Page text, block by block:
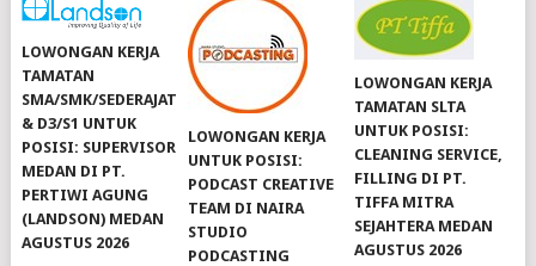
LOWONGAN KERJA
TAMATAN
SMA/SMK/SEDERAJAT
& D3/S1 UNTUK
POSISI: SUPERVISOR
MEDAN DI PT.
PERTIWI AGUNG
(LANDSON) MEDAN
AGUSTUS 2026
LOWONGAN KERJA
UNTUK POSISI:
PODCAST CREATIVE
TEAM DI NAIRA
STUDIO
PODCASTING
LOWONGAN KERJA
TAMATAN SLTA
UNTUK POSISI:
CLEANING SERVICE,
FILLING DI PT.
TIFFA MITRA
SEJAHTERA MEDAN
AGUSTUS 2026